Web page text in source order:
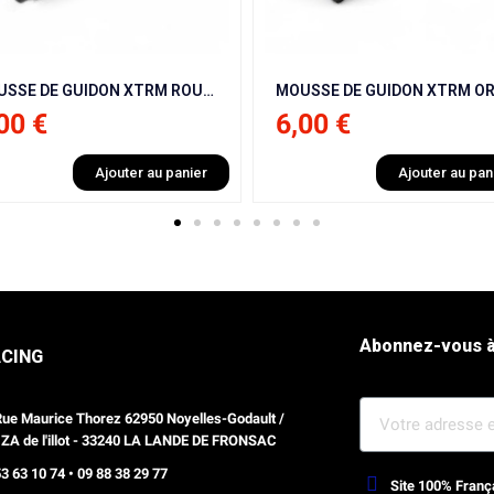
MOUSSE DE GUIDON XTRM ORANGE CARRÉ POUR ITALJET MX50 9 CV / NRG / BHR / NRG / KRAFTMULLER
€
Ajouter au panier
6,00 €
Ajouter au
Maurice Thorez 62950 Noyelles-Godault /
de l'illot - 33240 LA LANDE DE FRONSAC
63 10 74 • 09 88 38 29 77
Abonnez-vous
Site 100%